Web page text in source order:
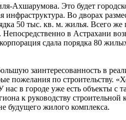
Это будет
Во дворах
50 тыс. кв. м. жилья. Всего
в Астрахани
сдала порядка 80
заинтересованность в
пожелания по строительству.
в городе уже есть объекты с
к руководству
будущего жилого комплекса.